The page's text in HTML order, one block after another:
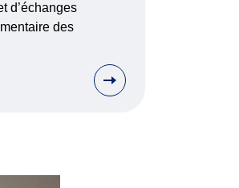
d’échanges
des